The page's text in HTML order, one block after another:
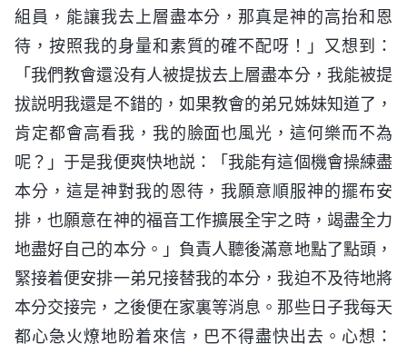
組員，能讓我去上層盡本分，那真是神的高抬和恩
待，按照我的身量和素質的確不配呀！」又想到：
「我們教會還没有人被提拔去上層盡本分，我能被提
拔説明我還是不錯的，如果教會的弟兄姊妹知道了，
肯定都會高看我，我的臉面也風光，這何樂而不為
呢？」于是我便爽快地説：「我能有這個機會操練盡
本分，這是神對我的恩待，我願意順服神的擺布安
排，也願意在神的福音工作擴展全宇之時，竭盡全力
地盡好自己的本分。」負責人聽後滿意地點了點頭，
緊接着便安排一弟兄接替我的本分，我迫不及待地將
本分交接完，之後便在家裏等消息。那些日子我每天
都心急火燎地盼着來信，巴不得盡快出去。心想：